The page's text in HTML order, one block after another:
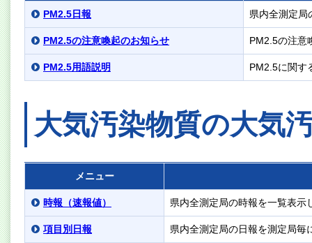
PM2.5日報 県内全測定局
PM2.5の注意喚起のお知らせ PM2.5の注意
PM2.5用語説明 PM2.5に関す
大気汚染物質の大気
メニュー
時報（速報値） 県内全測定局の時報を一覧表示
項目別日報 県内全測定局の日報を測定局毎